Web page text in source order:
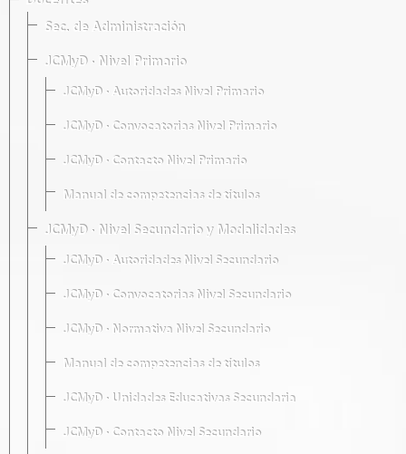
Sec. de Administración
JCMyD · Nivel Primario
JCMyD · Autoridades Nivel Primario
JCMyD · Convocatorias Nivel Primario
JCMyD · Contacto Nivel Primario
Manual de competencias de títulos
JCMyD · Nivel Secundario y Modalidades
JCMyD · Autoridades Nivel Secundario
JCMyD · Convocatorias Nivel Secundario
JCMyD · Normativa Nivel Secundario
Manual de competencias de títulos
JCMyD · Unidades Educativas Secundaria
JCMyD · Contacto Nivel Secundario